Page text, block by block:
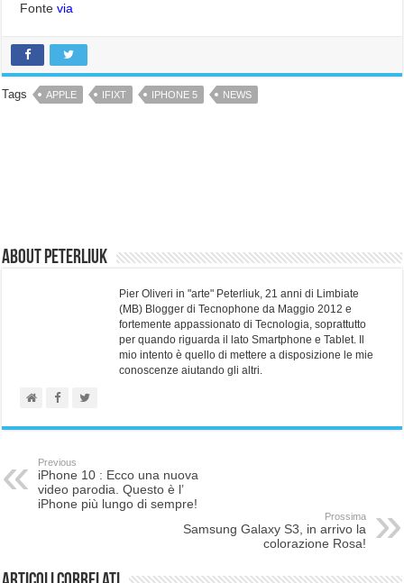
Fontevia
Tags APPLE IFIXT IPHONE 5 NEWS
About Peterliuk
Pier Oliveri in "arte" Peterliuk, 21 anni di Limbiate
(MB) Blogger di Tecnophone da Maggio 2012 e
fortemente appassionato di Tecnologia, soprattutto
per quando riguarda il lato Smartphone e Tablet. Il
mio intento è quello di mettere a disposizione le mie
conoscenze aiutando gli altri.
Previous
iPhone 10 : Ecco una nuova
video parodia. Questo è l’
iPhone più lungo di sempre!
Prossima
Samsung Galaxy S3, in arrivo la
colorazione Rosa!